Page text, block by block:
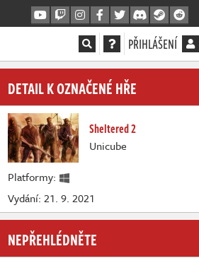
PŘIHLÁŠENÍ
DETAIL K OZNAČENÉ HŘE
Sheltered 2
Unicube
Platformy:
Vydání: 21. 9. 2021
NEPŘEHLÉDNĚTE